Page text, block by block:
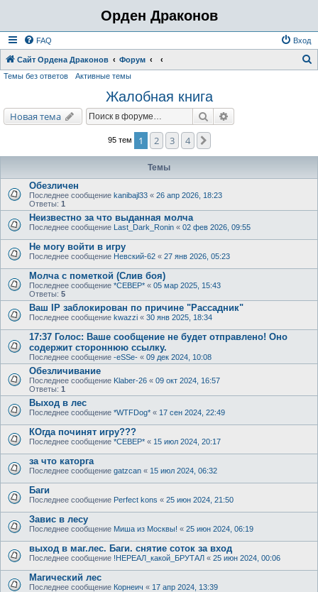
Орден Драконов
FAQ Вход
Сайт Ордена Драконов Форум
Темы без ответов Активные темы
Жалобная книга
Новая тема Поиск
95 тем 1 2 3 4
Темы
Обезличен
Последнее сообщение kanibajl33 « 26 апр 2026, 18:23
Ответы: 1
Неизвестно за что выданная молча
Последнее сообщение Last_Dark_Ronin « 02 фев 2026, 09:55
Не могу войти в игру
Последнее сообщение Невский-62 « 27 янв 2026, 05:23
Молча с пометкой (Слив боя)
Последнее сообщение *СЕВЕР* « 05 мар 2025, 15:43
Ответы: 5
Ваш IP заблокирован по причине "Рассадник"
Последнее сообщение kwazzi « 30 янв 2025, 18:34
17:37 Голос: Ваше сообщение не будет отправлено! Оно
содержит стороннюю ссылку.
Последнее сообщение -eSSe- « 09 дек 2024, 10:08
Обезличивание
Последнее сообщение Klaber-26 « 09 окт 2024, 16:57
Ответы: 1
Выход в лес
Последнее сообщение *WTFDog* « 17 сен 2024, 22:49
КОгда починят игру???
Последнее сообщение *СЕВЕР* « 15 июл 2024, 20:17
за что каторга
Последнее сообщение gatzcan « 15 июл 2024, 06:32
Баги
Последнее сообщение Perfect kons « 25 июн 2024, 21:50
Завис в лесу
Последнее сообщение Миша из Москвы! « 25 июн 2024, 06:19
выход в маг.лес. Баги. снятие соток за вход
Последнее сообщение !НЕРЕАЛ_какой_БРУТАЛ « 25 июн 2024, 00:06
Магический лес
Последнее сообщение Корнеич « 17 апр 2024, 13:39